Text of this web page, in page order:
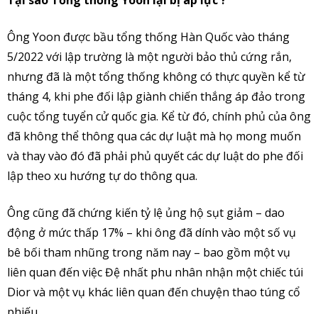
Ông Yoon được bầu tổng thống Hàn Quốc vào tháng
5/2022 với lập trường là một người bảo thủ cứng rắn,
nhưng đã là một tổng thống không có thực quyền kể từ
tháng 4, khi phe đối lập giành chiến thắng áp đảo trong
cuộc tổng tuyển cử quốc gia. Kể từ đó, chính phủ của ông
đã không thể thông qua các dự luật mà họ mong muốn
và thay vào đó đã phải phủ quyết các dự luật do phe đối
lập theo xu hướng tự do thông qua.
Ông cũng đã chứng kiến tỷ lệ ủng hộ sụt giảm – dao
động ở mức thấp 17% – khi ông đã dính vào một số vụ
bê bối tham nhũng trong năm nay – bao gồm một vụ
liên quan đến việc Đệ nhất phu nhân nhận một chiếc túi
Dior và một vụ khác liên quan đến chuyện thao túng cổ